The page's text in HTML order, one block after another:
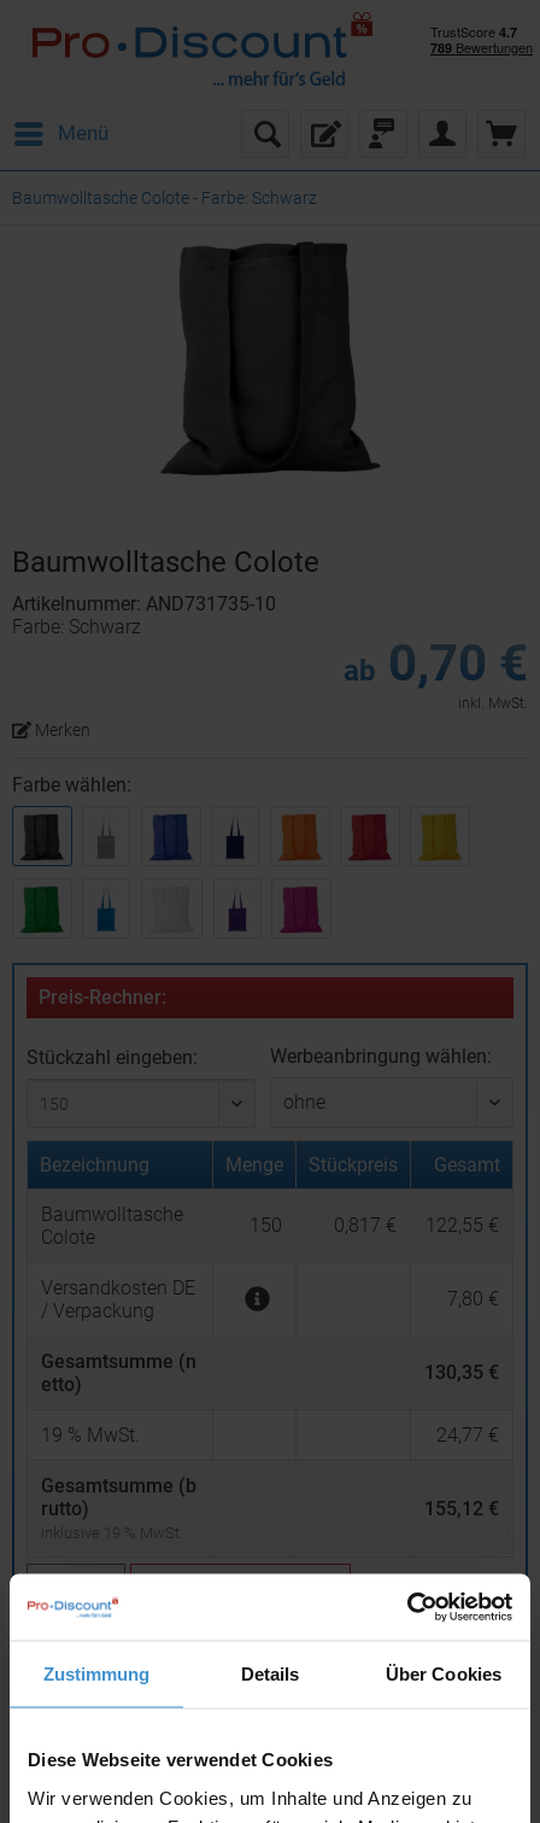
Zustimmung Details Über Cookies
Diese Webseite verwendet Cookies
Wir verwenden Cookies, um Inhalte und Anzeigen zu
Menü
Baumwolltasche Colote - Farbe: Schwarz
Baumwolltasche Colote
Artikelnummer: AND731735-10
Farbe: Schwarz
ab 0,70 €
inkl. MwSt.
Merken
Farbe wählen:
Preis-Rechner:
Stückzahl eingeben: Werbeanbringung wählen:
Bezeichnung Menge Stückpreis Gesamt
Baumwolltasche
Colote
150 0,817 € 122,55 €
Versandkosten DE
/ Verpackung
7,80 €
Gesamtsumme (n
etto)
130,35 €
19 % MwSt. 24,77 €
Gesamtsumme (b
rutto)
inklusive 19 % MwSt.
155,12 €
Individuelle Anfrage